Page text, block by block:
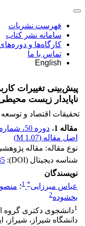
فهرست نشریات
سامانه نشر کتاب
کارگاه‌ها و
تماس با ما
English
پیش‌بینی تغییرات
ناپایدار زیست
تحقیقات اقتصاد و
مقاله 1
، دوره 50، شماره 2
اصل مقاله (1.07 M
)
نوع مقاله: مقاله
شناسه دیجیتال (DOI):
نویسندگان
عباس میرزایی*
1؛
بخشوده2
1دانشجوی دکتری گروه
دانشگاه شیراز، شیراز،